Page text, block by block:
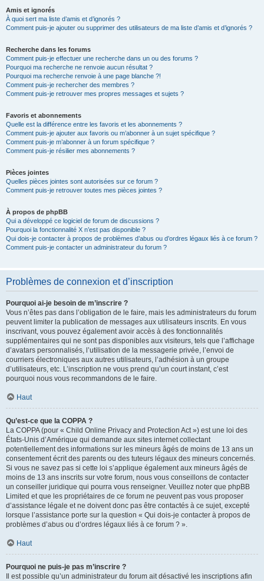
Amis et ignorés
À quoi sert ma liste d’amis et d’ignorés ?
Comment puis-je ajouter ou supprimer des utilisateurs de ma liste d’amis et d’ignorés ?
Recherche dans les forums
Comment puis-je effectuer une recherche dans un ou des forums ?
Pourquoi ma recherche ne renvoie aucun résultat ?
Pourquoi ma recherche renvoie à une page blanche ?!
Comment puis-je rechercher des membres ?
Comment puis-je retrouver mes propres messages et sujets ?
Favoris et abonnements
Quelle est la différence entre les favoris et les abonnements ?
Comment puis-je ajouter aux favoris ou m’abonner à un sujet spécifique ?
Comment puis-je m’abonner à un forum spécifique ?
Comment puis-je résilier mes abonnements ?
Pièces jointes
Quelles pièces jointes sont autorisées sur ce forum ?
Comment puis-je retrouver toutes mes pièces jointes ?
À propos de phpBB
Qui a développé ce logiciel de forum de discussions ?
Pourquoi la fonctionnalité X n’est pas disponible ?
Qui dois-je contacter à propos de problèmes d’abus ou d’ordres légaux liés à ce forum ?
Comment puis-je contacter un administrateur du forum ?
Problèmes de connexion et d’inscription
Pourquoi ai-je besoin de m’inscrire ?
Vous n’êtes pas dans l’obligation de le faire, mais les administrateurs du forum
peuvent limiter la publication de messages aux utilisateurs inscrits. En vous
inscrivant, vous pouvez également avoir accès à des fonctionnalités
supplémentaires qui ne sont pas disponibles aux visiteurs, tels que l’affichage
d’avatars personnalisés, l’utilisation de la messagerie privée, l’envoi de
courriers électroniques aux autres utilisateurs, l’adhésion à un groupe
d’utilisateurs, etc. L’inscription ne vous prend qu’un court instant, c’est
pourquoi nous vous recommandons de le faire.
Haut
Qu’est-ce que la COPPA ?
La COPPA (pour « Child Online Privacy and Protection Act ») est une loi des
États-Unis d’Amérique qui demande aux sites internet collectant
potentiellement des informations sur les mineurs âgés de moins de 13 ans un
consentement écrit des parents ou des tuteurs légaux des mineurs concernés.
Si vous ne savez pas si cette loi s’applique également aux mineurs âgés de
moins de 13 ans inscrits sur votre forum, nous vous conseillons de contacter
un conseiller juridique qui pourra vous renseigner. Veuillez noter que phpBB
Limited et que les propriétaires de ce forum ne peuvent pas vous proposer
d’assistance légale et ne doivent donc pas être contactés à ce sujet, excepté
lorsque l’assistance porte sur la question « Qui dois-je contacter à propos de
problèmes d’abus ou d’ordres légaux liés à ce forum ? ».
Haut
Pourquoi ne puis-je pas m’inscrire ?
Il est possible qu’un administrateur du forum ait désactivé les inscriptions afin